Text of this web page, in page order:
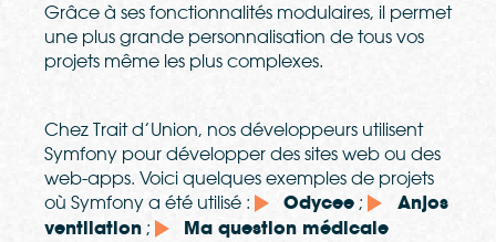
Grâce à ses fonctionnalités modulaires, il permet
une plus grande personnalisation de tous vos
projets même les plus complexes.
Chez Trait d’Union, nos développeurs utilisent
Symfony pour développer des sites web ou des
web-apps. Voici quelques exemples de projets
où Symfony a été utilisé :
Odycee ;
Anjos
ventilation ; Ma question médicale